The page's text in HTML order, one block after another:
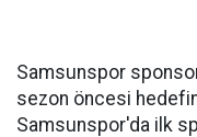
Samsunspor
sezon öncesi
Samsunspor'da ilk